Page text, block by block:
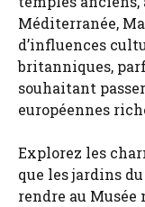
Méditerranée,
d’influences
britanniques,
souhaitant
européennes
Explorez les
que les jardins
rendre au Musée